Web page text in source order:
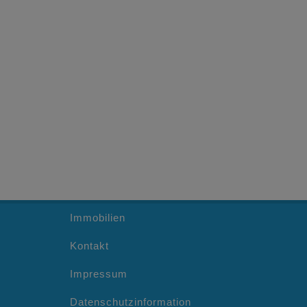
Immobilien
Kontakt
Impressum
Datenschutzinformation